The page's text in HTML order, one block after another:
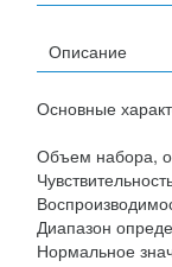
Описание
Основные
Объем набора,
Диапазон
Нормальное